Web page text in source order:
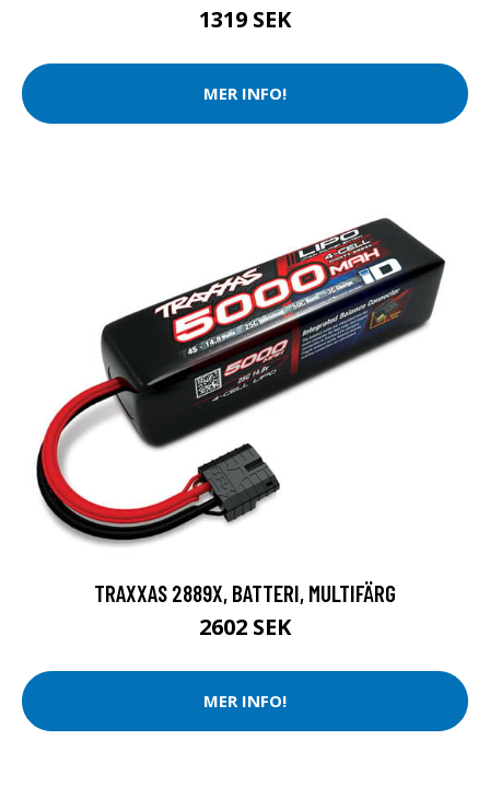
1319 SEK
MER INFO!
TRAXXAS 2889X, BATTERI, MULTIFÄRG
2602 SEK
MER INFO!